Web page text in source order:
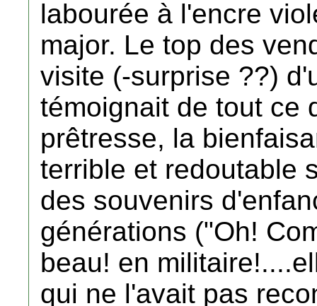
labourée à l'encre
major. Le top des
visite (-surprise ??)
témoignait de tout ce
prêtresse, la
terrible et redoutable
des souvenirs
générations ("Oh!
beau! en
qui ne l'avait pas